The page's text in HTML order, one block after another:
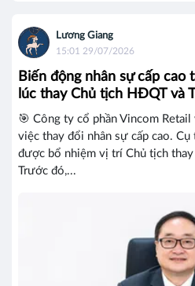
Lương Giang
15:01 29/07/2026
Biến động nhân sự cấp cao
lúc thay Chủ tịch HĐQT và
🎯 Công ty cổ phần Vincom
việc thay đổi nhân sự cấp cao. Cụ
được bổ nhiệm vị trí Chủ tịch
Trước đó,...